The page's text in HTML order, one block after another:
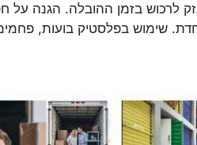
לרכוש בזמן ההובלה. הגנה על
שימוש בפלסטיק בועות,